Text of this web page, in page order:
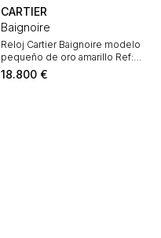
CARTIER
Baignoire
Reloj Cartier Baignoire modelo
pequeño de oro amarillo Ref:
Cartier - 8057912 Circa 1990
18.800 €